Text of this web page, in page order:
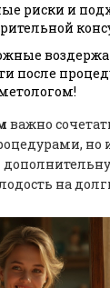
риски и
после
важно
но
на